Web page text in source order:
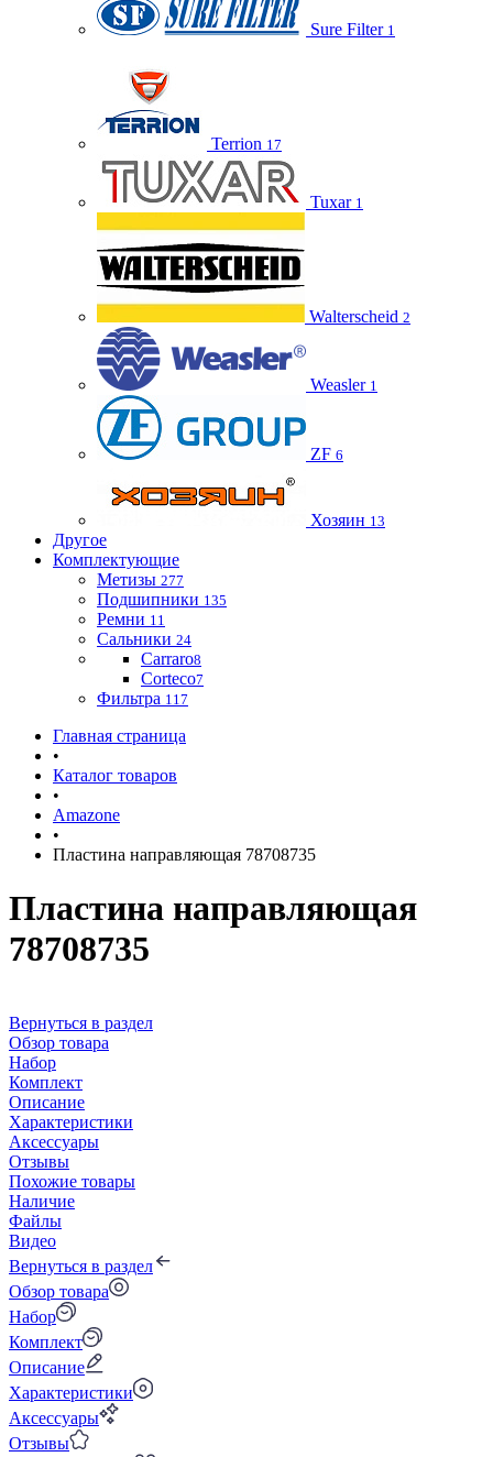
Sure Filter 1
Terrion 17
Tuxar 1
Walterscheid 2
Weasler 1
ZF 6
Хозяин 13
Другое
Комплектующие
Метизы 277
Подшипники 135
Ремни 11
Сальники 24
Carraro8
Corteco7
Фильтра 117
Главная страница
•
Каталог товаров
•
Amazone
•
Пластина направляющая 78708735
Пластина направляющая
78708735
Вернуться в раздел
Обзор товара
Набор
Комплект
Описание
Характеристики
Аксессуары
Отзывы
Похожие товары
Наличие
Файлы
Видео
Вернуться в раздел
Обзор товара
Набор
Комплект
Описание
Характеристики
Аксессуары
Отзывы